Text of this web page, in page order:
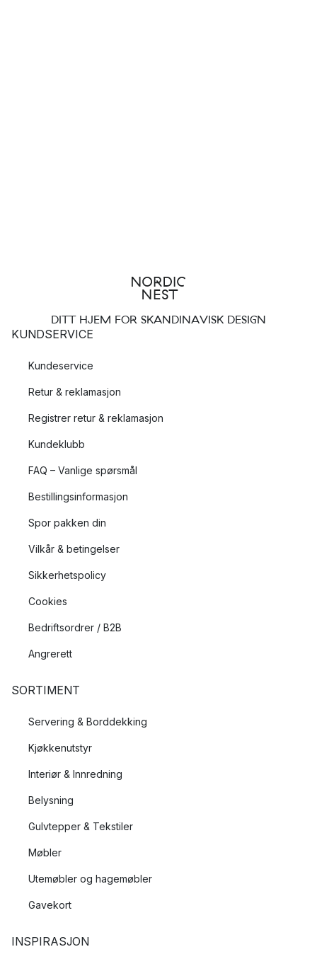
DITT HJEM FOR SKANDINAVISK DESIGN
KUNDSERVICE
Kundeservice
Retur & reklamasjon
Registrer retur & reklamasjon
Kundeklubb
FAQ – Vanlige spørsmål
Bestillingsinformasjon
Spor pakken din
Vilkår & betingelser
Sikkerhetspolicy
Cookies
Bedriftsordrer / B2B
Angrerett
SORTIMENT
Servering & Borddekking
Kjøkkenutstyr
Interiør & Innredning
Belysning
Gulvtepper & Tekstiler
Møbler
Utemøbler og hagemøbler
Gavekort
INSPIRASJON